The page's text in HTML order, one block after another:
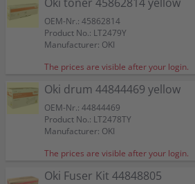
OEM-Nr.: 45862814
Product No.: LT2479Y
Manufacturer: OKI
The prices are visible after your login.
Oki drum 44844469 yellow
OEM-Nr.: 44844469
Product No.: LT2478TY
Manufacturer: OKI
The prices are visible after your login.
Oki Fuser Kit 44848805